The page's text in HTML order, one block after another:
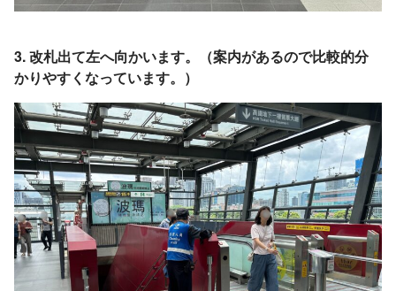
3. 改札出て左へ向かいます。（案内があるので比較的分
かりやすくなっています。）